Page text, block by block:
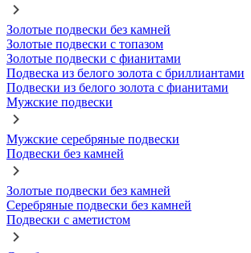
Золотые подвески без камней
Золотые подвески с топазом
Золотые подвески с фианитами
Подвеска из белого золота с бриллиантами
Подвески из белого золота с фианитами
Мужские подвески
Мужские серебряные подвески
Подвески без камней
Золотые подвески без камней
Серебряные подвески без камней
Подвески с аметистом